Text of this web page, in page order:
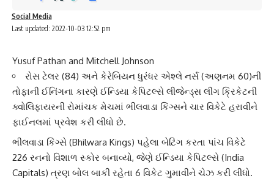
Last updated: 2022-10-03 12:52 pm
Social Media
Yusuf Pathan and Mitchell Johnson
રોસ ટેલર (84) અને કેરેબિયન ધુરંધર એશ્લે નર્સ (અણનમ 60)ની
તોફાની ઈનિંગના કારણે ઈન્ડિયા કેપિટલ્સે લીજેન્ડ્સ લીગ ક્રિકેટની
ક્વોલિફાયરની રોમાંચક મેચમાં ભીલવાડા કિંગ્સને ચાર વિકેટે હરાવીને
ફાઈનલમાં પ્રવેશ કરી લીધો છે.
ભીલવાડા કિંગ્સે (Bhilwara Kings) પહેલા બેટિંગ કરતા પાંચ વિકેટે
226 રનનો વિશાળ સ્કોર બનાવ્યો, જેણે ઈન્ડિયા કેપિટલ્સે (India
Capitals) ત્રણ બોલ બાકી રહેતા 6 વિકેટ ગુમાવીને ચેઝ કરી લીધો.